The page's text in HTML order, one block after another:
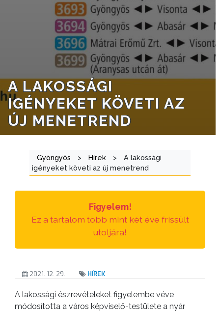
ÖNKORMÁNYZATI
INTÉZMÉNYEK
NYOMTATVÁNYOK
E-
ÜGYINTÉZÉS
KISTÉRSÉG
GEOTERM-
A LAKOSSÁGI
IGÉNYEKET KÖVETI AZ
ÚJ MENETREND
Gyöngyös > Hírek >
A lakossági
igényeket követi az új menetrend
Figyelem!
Ez a tartalom több mint két éve frissült
utoljára!
2021. 12. 29. HÍREK
A lakossági észrevételeket figyelembe véve
módosította a város képviselő-testülete a nyár